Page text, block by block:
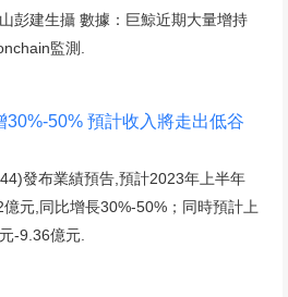
彭建生攝 數據：巨鯨近期大量增持
監測.
30%-50% 預計收入將走出低谷
發布業績預告,預計2023年上半年
元,同比增長30%-50%；同時預計上
-9.36億元.